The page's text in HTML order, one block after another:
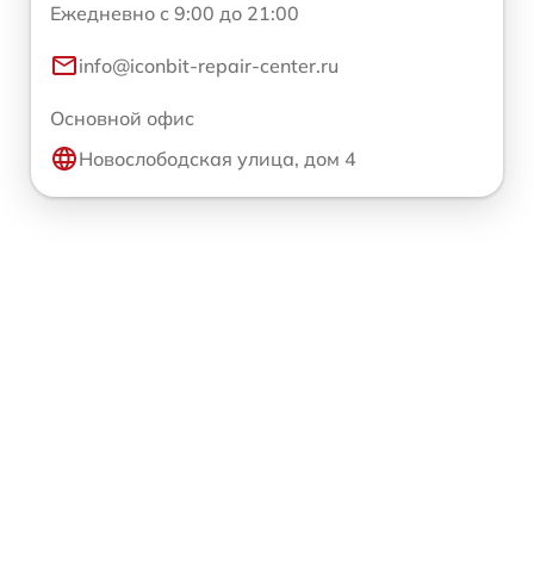
Ежедневно с 9:00 до 21:00
info@iconbit-repair-center.ru
Основной офис
Новослободская улица, дом 4